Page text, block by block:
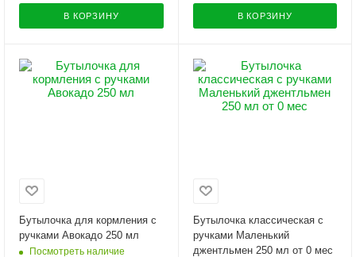
В КОРЗИНУ В КОРЗИНУ
Бутылочка для кормления с
ручками Авокадо 250 мл
Посмотреть наличие
Бутылочка классическая с
ручками Маленький
джентльмен 250 мл от 0 мес